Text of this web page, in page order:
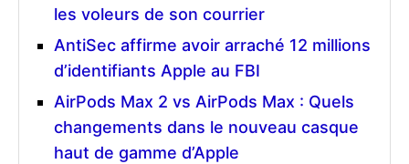
les voleurs de son courrier
AntiSec affirme avoir arraché 12 millions
d’identifiants Apple au FBI
AirPods Max 2 vs AirPods Max : Quels
changements dans le nouveau casque
haut de gamme d’Apple